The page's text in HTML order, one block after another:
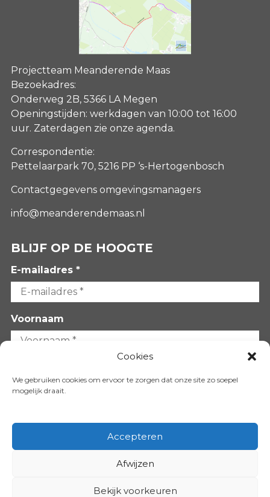
Cookies
We gebruiken cookies om ervoor te zorgen dat onze site zo soepel
mogelijk draait.
Accepteren
Afwijzen
Bekijk voorkeuren
Projectteam Meanderende Maas
Bezoekadres:
Onderweg 2B, 5366 LA Megen
Openingstijden: werkdagen van 10:00 tot 16:00
uur. Zaterdagen zie onze agenda.
Correspondentie:
Pettelaarpark 70, 5216 PP ‘s-Hertogenbosch
Contactgegevens omgevingsmanagers
info@meanderendemaas.nl
BLIJF OP DE HOOGTE
E-mailadres *
Voornaam
VOLG ONS OP: